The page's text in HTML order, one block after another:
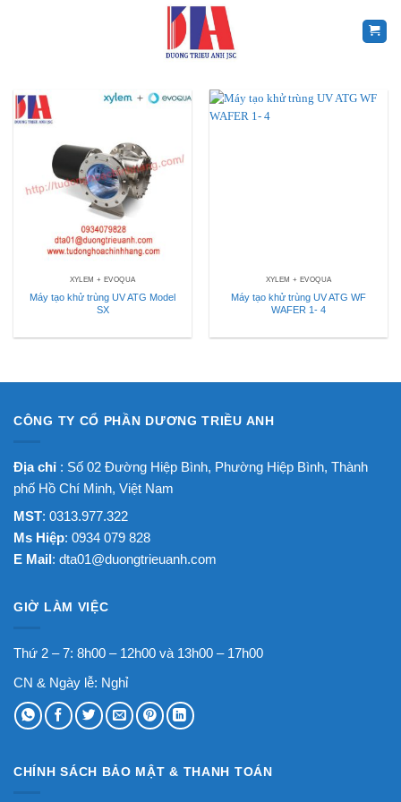
XYLEM + EVOQUA
Máy tạo khử trùng UV ATG Model
SX
XYLEM + EVOQUA
Máy tạo khử trùng UV ATG WF
WAFER 1- 4
CÔNG TY CỔ PHẦN DƯƠNG TRIỀU ANH
Địa chỉ : Số 02 Đường Hiệp Bình, Phường Hiệp Bình, Thành
phố Hồ Chí Minh, Việt Nam
MST: 0313.977.322
Ms Hiệp: 0934 079 828
E Mail: dta01@duongtrieuanh.com
GIỜ LÀM VIỆC
Thứ 2 – 7: 8h00 – 12h00 và 13h00 – 17h00
CN & Ngày lễ: Nghỉ
CHÍNH SÁCH BẢO MẬT & THANH TOÁN